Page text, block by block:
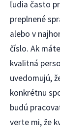
ľudia často
preplnené
alebo v
číslo. Ak
kvalitná
uvedomujú,
konkrétnu
budú
verte mi, že